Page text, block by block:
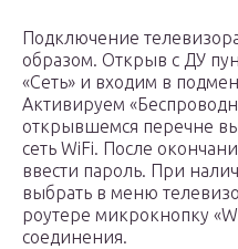
Подключение
образом. Открыв с ДУ
«Сеть» и входим в
Активируем
открывшемся перечне
сеть WiFi. После
ввести пароль. При
выбрать в меню
роутере микрокнопку
соединения.